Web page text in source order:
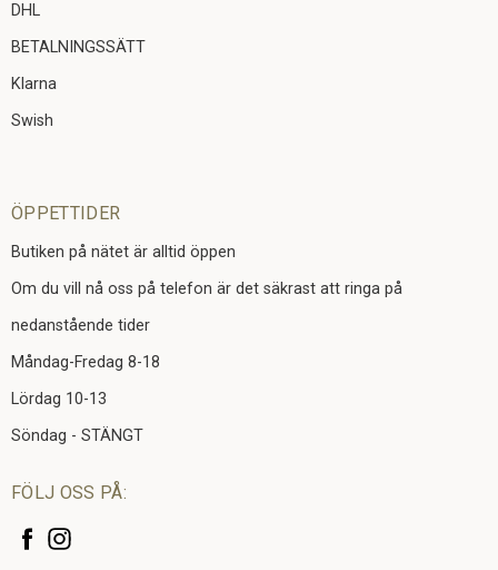
DHL
BETALNINGSSÄTT
Klarna
Swish
ÖPPETTIDER
Butiken på nätet är alltid öppen
Om du vill nå oss på telefon är det säkrast att ringa på
nedanstående tider
Måndag-Fredag 8-18
Lördag 10-13
Söndag - STÄNGT
FÖLJ OSS PÅ: